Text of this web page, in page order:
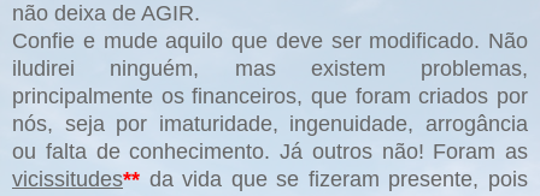
não deixa de AGIR.
Confie e mude aquilo que deve ser modificado. Não
iludirei ninguém, mas existem problemas,
principalmente os financeiros, que foram criados por
nós, seja por imaturidade, ingenuidade, arrogância
ou falta de conhecimento. Já outros não! Foram as
vicissitudes** da vida que se fizeram presente, pois